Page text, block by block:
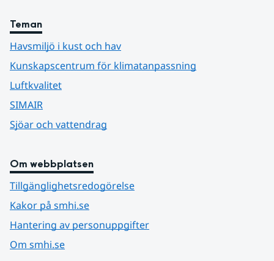
Teman
Havsmiljö i kust och hav
Kunskapscentrum för klimatanpassning
Luftkvalitet
SIMAIR
Sjöar och vattendrag
Om webbplatsen
Tillgänglighetsredogörelse
Kakor på smhi.se
Hantering av personuppgifter
Om smhi.se